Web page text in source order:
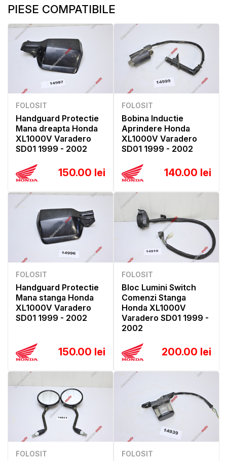
PIESE COMPATIBILE
FOLOSIT
Handguard Protectie
Mana dreapta Honda
XL1000V Varadero
SD01 1999 - 2002
150.00 lei
FOLOSIT
Bobina Inductie
Aprindere Honda
XL1000V Varadero
SD01 1999 - 2002
140.00 lei
FOLOSIT
Handguard Protectie
Mana stanga Honda
XL1000V Varadero
SD01 1999 - 2002
150.00 lei
FOLOSIT
Bloc Lumini Switch
Comenzi Stanga
Honda XL1000V
Varadero SD01 1999 -
2002
200.00 lei
FOLOSIT FOLOSIT